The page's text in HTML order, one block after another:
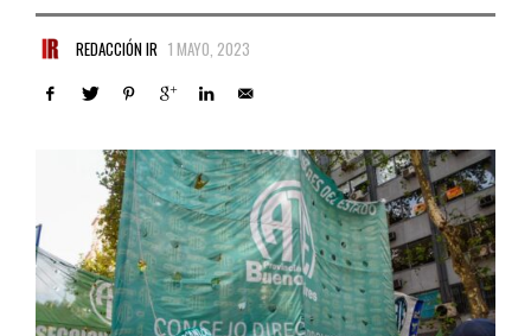
REDACCIÓN IR 1 MAYO, 2023